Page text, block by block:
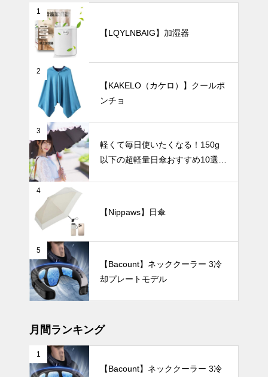
【2025年最
新版】片手で
ワンタッチ！
自動開閉式の
日傘おすすめ
8選｜毎日の
通勤や旅行が
もっとラクに
なる！
暑さ対策
【2025年最
新版】通勤・
アウトドア・
オフィスの暑
さ対策に！お
しゃれで高機
能なハンディ
ファンおすす
インテリア小物
手軽に始める
花のある暮ら
し。小さめ一
輪挿しの魅力
インテリア小物
モノトーン花
1
【LQYLNBAIG】加湿器
2
【KAKELO（カケロ）】クールポ
ンチョ
3
軽くて毎日使いたくなる！150g
以下の超軽量日傘おすすめ10選
4
【Nippaws】日傘
5
【Bacount】ネッククーラー 3冷
却プレートモデル
月間ランキング
1
【Bacount】ネッククーラー 3冷